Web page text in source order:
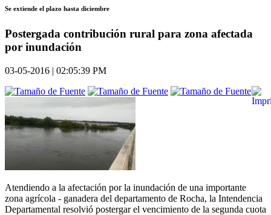
Se extiende el plazo hasta diciembre
Postergada contribución rural para zona afectada
por inundación
03-05-2016 | 02:05:39 PM
Atendiendo a la afectación por la inundación de una importante
zona agrícola - ganadera del departamento de Rocha, la Intendencia
Departamental resolvió postergar el vencimiento de la segunda cuota